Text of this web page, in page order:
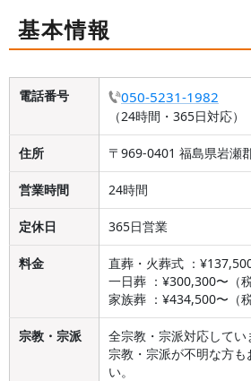
基本情報
電話番号 050-5231-1982
（24時間・365日対応）
住所 〒969-0401 福島県岩瀬
営業時間 24時間
定休日 365日営業
料金
直葬・火葬式 ：
一日葬 ：¥300,300〜（税
家族葬 ：¥434,500〜（税
宗教・宗派
全宗教・宗派対応してい
宗教・宗派が不明な方
い。